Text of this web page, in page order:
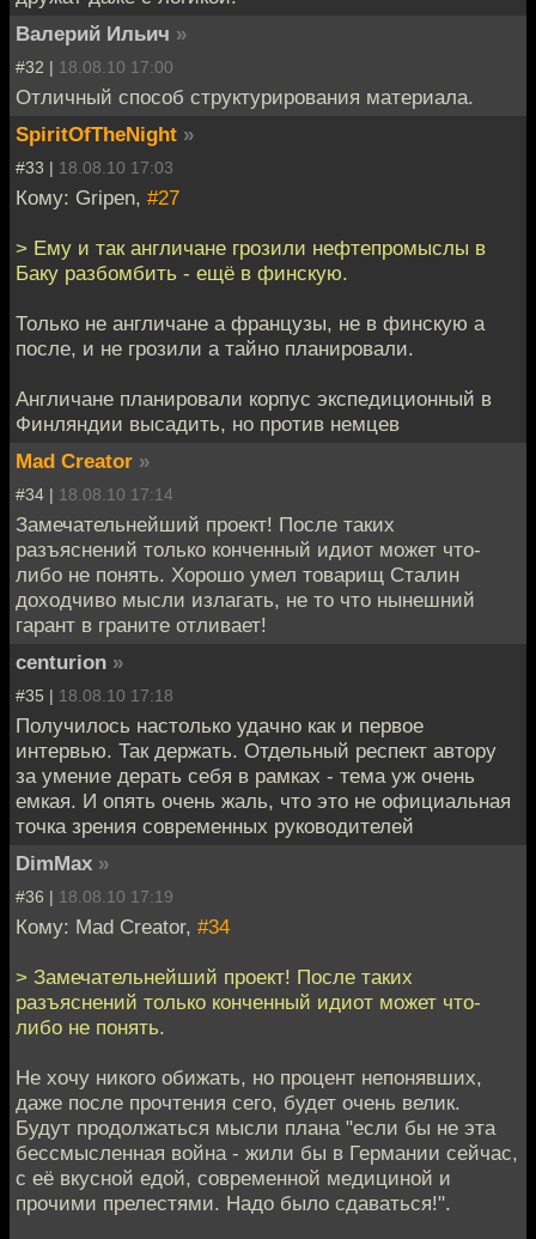
Валерий Ильич »
#32 | 18.08.10 17:00
Отличный способ структурирования материала.
SpiritOfTheNight »
#33 | 18.08.10 17:03
Кому: Gripen, #27
> Ему и так англичане грозили нефтепромыслы в
Баку разбомбить - ещё в финскую.
Только не англичане а французы, не в финскую а
после, и не грозили а тайно планировали.
Англичане планировали корпус экспедиционный в
Финляндии высадить, но против немцев
Mad Creator »
#34 | 18.08.10 17:14
Замечательнейший проект! После таких
разъяснений только конченный идиот может что-
либо не понять. Хорошо умел товарищ Сталин
доходчиво мысли излагать, не то что нынешний
гарант в граните отливает!
centurion »
#35 | 18.08.10 17:18
Получилось настолько удачно как и первое
интервью. Так держать. Отдельный респект автору
за умение дерать себя в рамках - тема уж очень
емкая. И опять очень жаль, что это не официальная
точка зрения современных руководителей
DimMax »
#36 | 18.08.10 17:19
Кому: Mad Creator, #34
> Замечательнейший проект! После таких
разъяснений только конченный идиот может что-
либо не понять.
Не хочу никого обижать, но процент непонявших,
даже после прочтения сего, будет очень велик.
Будут продолжаться мысли плана "если бы не эта
бессмысленная война - жили бы в Германии сейчас,
с её вкусной едой, современной медициной и
прочими прелестями. Надо было сдаваться!".